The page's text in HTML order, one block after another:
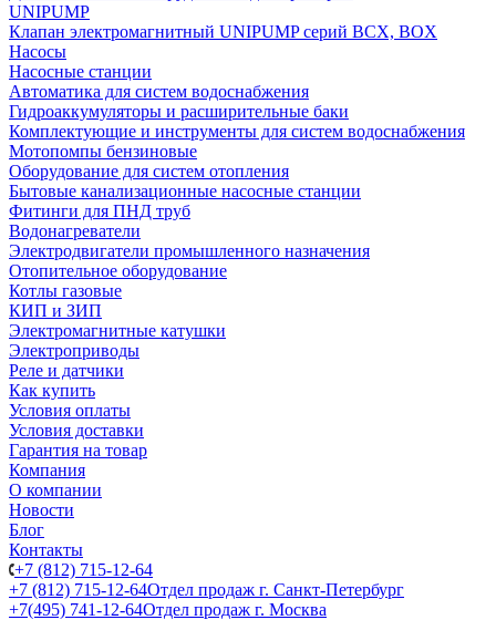
UNIPUMP
Клапан электромагнитный UNIPUMP серий BCX, BOX
Насосы
Насосные станции
Автоматика для систем водоснабжения
Гидроаккумуляторы и расширительные баки
Комплектующие и инструменты для систем водоснабжения
Мотопомпы бензиновые
Оборудование для систем отопления
Бытовые канализационные насосные станции
Фитинги для ПНД труб
Водонагреватели
Электродвигатели промышленного назначения
Отопительное оборудование
Котлы газовые
КИП и ЗИП
Электромагнитные катушки
Электроприводы
Реле и датчики
Как купить
Условия оплаты
Условия доставки
Гарантия на товар
Компания
О компании
Новости
Блог
Контакты
+7 (812) 715-12-64
+7 (812) 715-12-64Отдел продаж г. Санкт-Петербург
+7(495) 741-12-64Отдел продаж г. Москва